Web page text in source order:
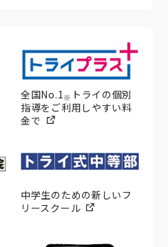
全国No.1※ トライの個別
指導をご利用しやすい料
金で
中学生のための新しいフ
リースクール